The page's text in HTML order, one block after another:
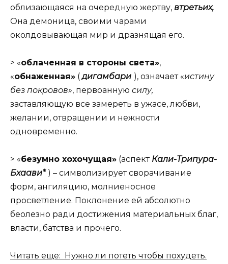
облизающаяся на очередную жертву, втретьих,
Она демоница, своими чарами
околдовывающая мир и дразнящая его.
> «облаченная в стороны света»,
«обнаженная» (дигамбари ), означает «истину
без покровов», первоанную силу,
заставляющую все замереть в ужасе, любви,
желании, отвращении и нежности
одновременно.
> «безумно хохочущая» (аспект Кали-Трипура-
Бхаави* ) – символизирует сворачивание
форм, ангиляцию, молниеносное
просветление. Поклонение ей абсолютно
беолезно ради достижения материальных благ,
власти, батства и прочего.
Читать еще: Нужно ли потеть чтобы похудеть.